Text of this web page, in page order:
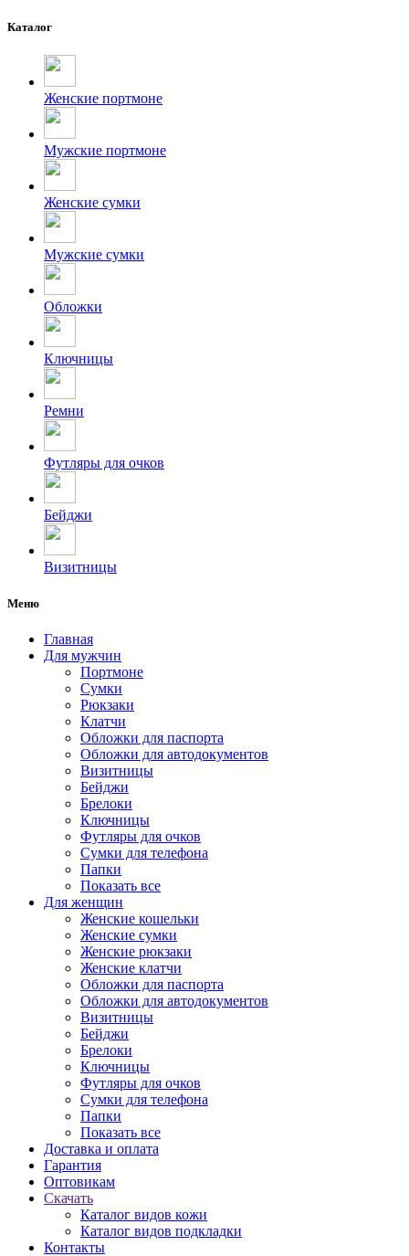
Каталог
Женские портмоне
Мужские портмоне
Женские сумки
Мужские сумки
Обложки
Ключницы
Ремни
Футляры для очков
Бейджи
Визитницы
Меню
Главная
Для мужчин
Портмоне
Сумки
Рюкзаки
Клатчи
Обложки для паспорта
Обложки для автодокументов
Визитницы
Бейджи
Брелоки
Ключницы
Футляры для очков
Сумки для телефона
Папки
Показать все
Для женщин
Женские кошельки
Женские сумки
Женские рюкзаки
Женские клатчи
Обложки для паспорта
Обложки для автодокументов
Визитницы
Бейджи
Брелоки
Ключницы
Футляры для очков
Сумки для телефона
Папки
Показать все
Доставка и оплата
Гарантия
Оптовикам
Скачать
Каталог видов кожи
Каталог видов подкладки
Контакты